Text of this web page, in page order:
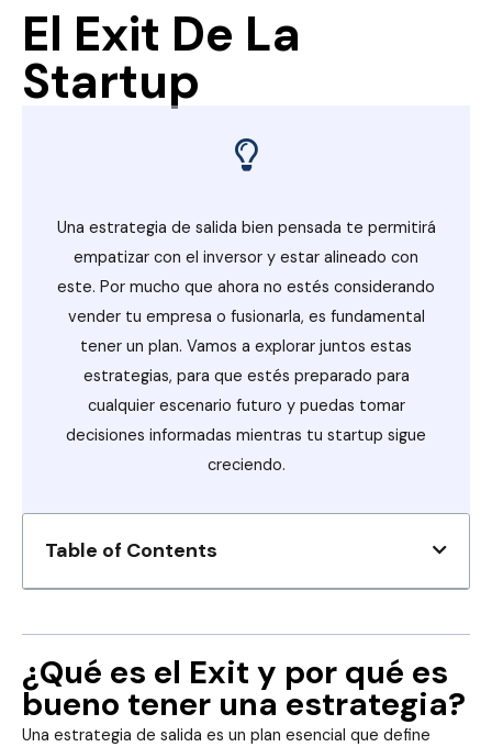
El Exit De La
Startup
Una estrategia de salida bien pensada te permitirá
empatizar con el inversor y estar alineado con
este. Por mucho que ahora no estés considerando
vender tu empresa o fusionarla, es fundamental
tener un plan. Vamos a explorar juntos estas
estrategias, para que estés preparado para
cualquier escenario futuro y puedas tomar
decisiones informadas mientras tu startup sigue
creciendo.
Table of Contents
¿Qué es el Exit y por qué es
bueno tener una estrategia?
Una estrategia de salida es un plan esencial que define